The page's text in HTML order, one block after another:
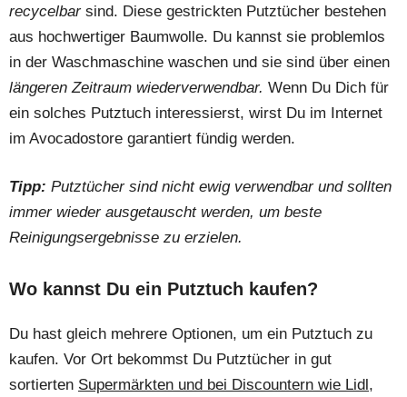
recycelbarsind. Diese gestrickten Putztücher bestehen
aus hochwertiger Baumwolle. Du kannst sie problemlos
in der Waschmaschine waschen und sie sind über einen
längeren Zeitraum wiederverwendbar. Wenn Du Dich für
ein solches Putztuch interessierst, wirst Du im Internet
im Avocadostore garantiert fündig werden.
Tipp: Putztücher sind nicht ewig verwendbar und sollten
immer wieder ausgetauscht werden, um beste
Reinigungsergebnisse zu erzielen.
Wo kannst Du ein Putztuch kaufen?
Du hast gleich mehrere Optionen, um ein Putztuch zu
kaufen. Vor Ort bekommst Du Putztücher in gut
sortierten Supermärkten und bei Discountern wie Lidl,